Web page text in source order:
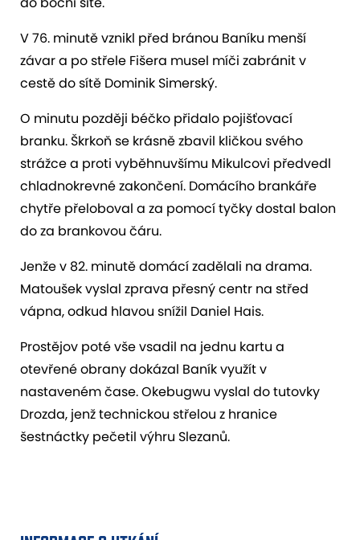
V 76. minutě vznikl před bránou Baníku menší
závar a po střele Fišera musel míči zabránit v
cestě do sítě Dominik Simerský.
O minutu později béčko přidalo pojišťovací
branku. Škrkoň se krásně zbavil kličkou svého
strážce a proti vyběhnuvšímu Mikulcovi předvedl
chladnokrevné zakončení. Domácího brankáře
chytře přeloboval a za pomocí tyčky dostal balon
do za brankovou čáru.
Jenže v 82. minutě domácí zadělali na drama.
Matoušek vyslal zprava přesný centr na střed
vápna, odkud hlavou snížil Daniel Hais.
Prostějov poté vše vsadil na jednu kartu a
otevřené obrany dokázal Baník využít v
nastaveném čase. Okebugwu vyslal do tutovky
Drozda, jenž technickou střelou z hranice
šestnáctky pečetil výhru Slezanů.